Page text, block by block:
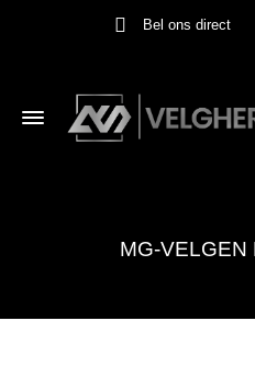
Bel ons direct
MG-VELGEN